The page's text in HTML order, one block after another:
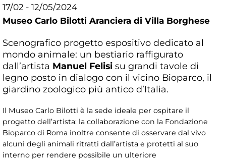
17/02 - 12/05/2024
Museo Carlo Bilotti Aranciera di Villa Borghese
Scenografico progetto espositivo dedicato al
mondo animale: un bestiario raffigurato
dall’artista Manuel Felisi su grandi tavole di
legno posto in dialogo con il vicino Bioparco, il
giardino zoologico più antico d’Italia.
Il Museo Carlo Bilotti è la sede ideale per ospitare il
progetto dell’artista: la collaborazione con la Fondazione
Bioparco di Roma inoltre consente di osservare dal vivo
alcuni degli animali ritratti dall’artista e protetti al suo
interno per rendere possibile un ulteriore